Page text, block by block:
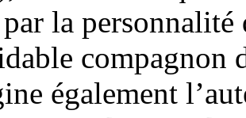
la
compagnon
également